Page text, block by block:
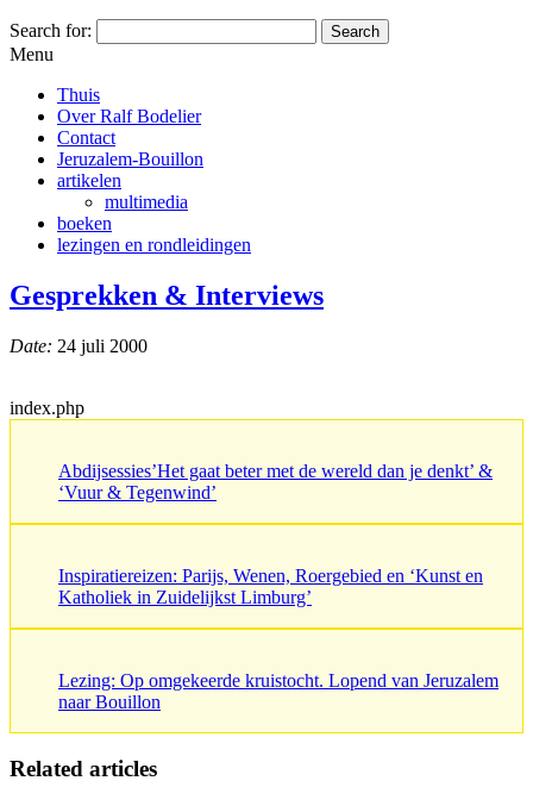
Search for:
Menu
Thuis
Over Ralf Bodelier
Contact
Jeruzalem-Bouillon
artikelen
multimedia
boeken
lezingen en rondleidingen
Gesprekken & Interviews
Date: 24 juli 2000
index.php
Abdijsessies’Het gaat beter met de wereld dan je denkt’ &
‘Vuur & Tegenwind’
Inspiratiereizen: Parijs, Wenen, Roergebied en ‘Kunst en
Katholiek in Zuidelijkst Limburg’
Lezing: Op omgekeerde kruistocht. Lopend van Jeruzalem
naar Bouillon
Related articles